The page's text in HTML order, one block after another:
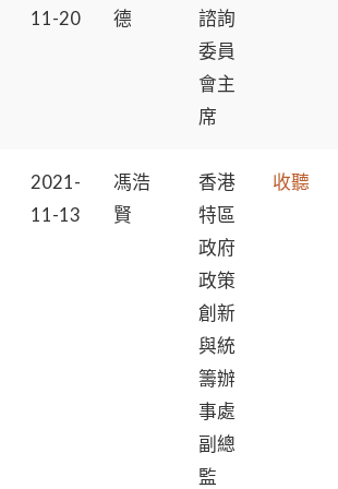
11-20
德
諮詢
委員
會主
席
2021-
11-13
馮浩
賢
香港
特區
政府
政策
創新
與統
籌辦
事處
副總
監
收聽